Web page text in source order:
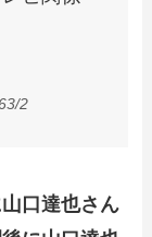
2
口達也さん